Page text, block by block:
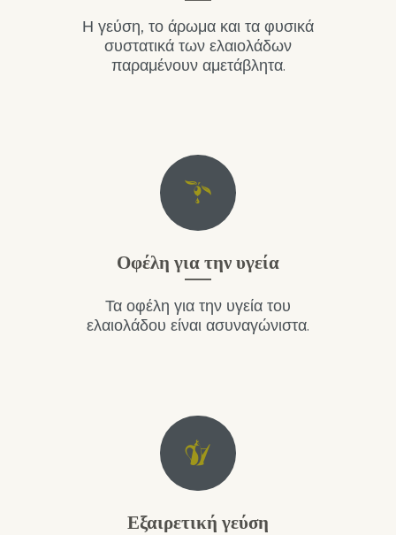
Η γεύση, το άρωμα και τα φυσικά
συστατικά των ελαιολάδων
παραμένουν αμετάβλητα.
Οφέλη για την υγεία
Τα οφέλη για την υγεία του
ελαιολάδου είναι ασυναγώνιστα.
Εξαιρετική γεύση